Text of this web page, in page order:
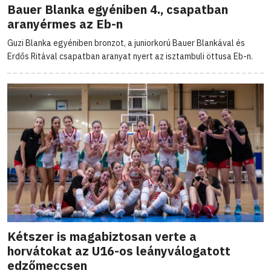
Bauer Blanka egyéniben 4., csapatban
aranyérmes az Eb-n
Guzi Blanka egyéniben bronzot, a juniorkorú Bauer Blankával és
Erdős Ritával csapatban aranyat nyert az isztambuli öttusa Eb-n.
Kétszer is magabiztosan verte a
horvátokat az U16-os leányválogatott
edzőmeccsen